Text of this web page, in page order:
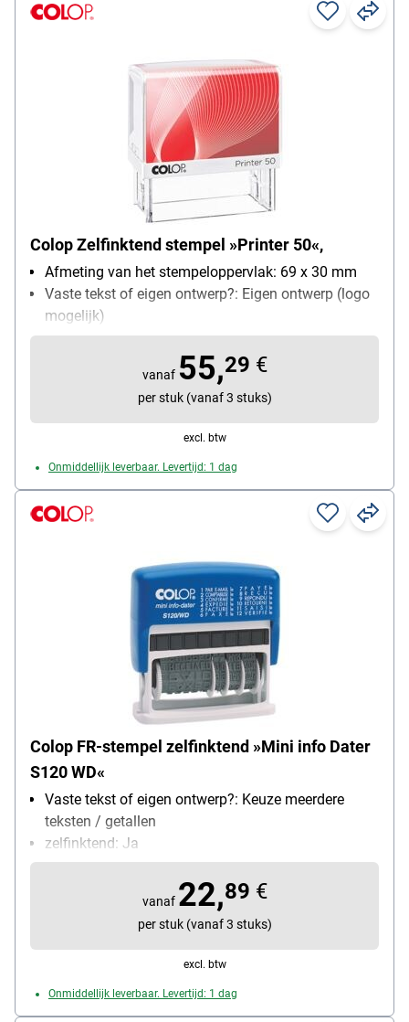
Colop Zelfinktend stempel »Printer 50«,
Afmeting van het stempeloppervlak: 69 x 30 mm
Vaste tekst of eigen ontwerp?: Eigen ontwerp (logo
mogelijk)
zelfinktend: Ja
Bijzonderheden: met logo, ImageCard uitwisselbaar
(inl. 3-kleuren voorbeelden)
vanaf 55,29 €
per stuk (vanaf 3 stuks)
excl. btw
Onmiddellijk leverbaar. Levertijd: 1 dag
Colop FR-stempel zelfinktend »Mini info Dater
S120 WD«
Vaste tekst of eigen ontwerp?: Keuze meerdere
teksten / getallen
zelfinktend: Ja
vanaf 22,89 €
per stuk (vanaf 3 stuks)
excl. btw
Onmiddellijk leverbaar. Levertijd: 1 dag